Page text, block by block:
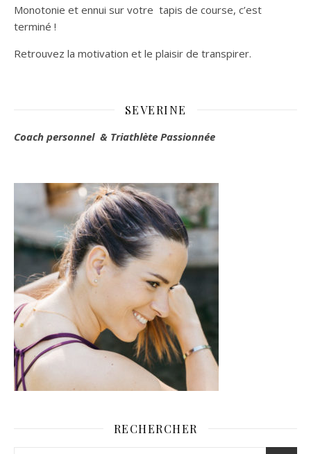
Monotonie et ennui sur votre tapis de course, c’est
terminé !
Retrouvez la motivation et le plaisir de transpirer.
SEVERINE
Coach personnel & Triathlète Passionnée
RECHERCHER